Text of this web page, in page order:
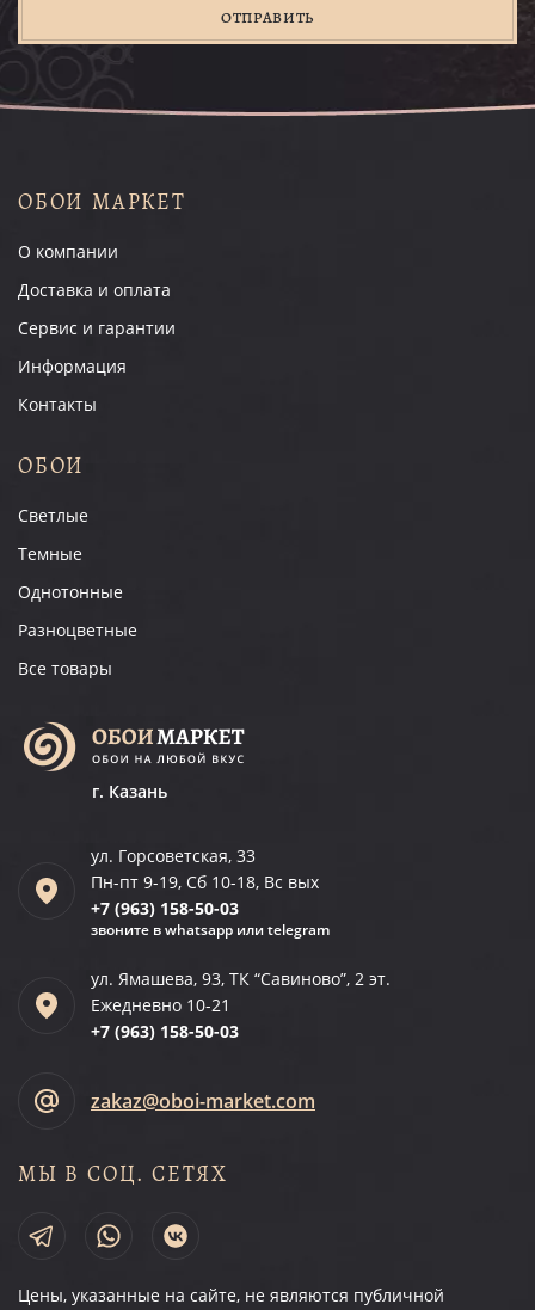
ОТПРАВИТЬ
ОБОИ МАРКЕТ
О компании
Доставка и оплата
Сервис и гарантии
Информация
Контакты
ОБОИ
Светлые
Темные
Однотонные
Разноцветные
Все товары
г. Казань
ул. Горсоветская, 33
Пн-пт 9-19, Сб 10-18, Вс вых
+7 (963) 158-50-03
звоните в whatsapp или telegram
ул. Ямашева, 93, ТК “Савиново”, 2 эт.
Ежедневно 10-21
+7 (963) 158-50-03
zakaz@oboi-market.com
МЫ В СОЦ. СЕТЯХ
Цены, указанные на сайте, не являются публичной